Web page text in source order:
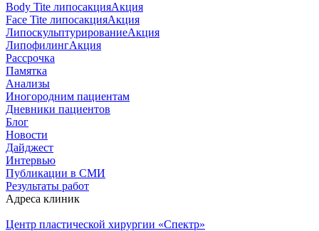
Body Tite липосакцияАкция
Face Tite липосакцияАкция
ЛипоскульптурированиеАкция
ЛипофилингАкция
Рассрочка
Памятка
Анализы
Иногородним пациентам
Дневники пациентов
Блог
Новости
Дайджест
Интервью
Публикации в СМИ
Результаты работ
Адреса клиник
Центр пластической хирургии «Спектр»